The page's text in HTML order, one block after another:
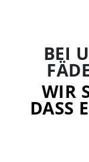
BEI
WIR
DASS